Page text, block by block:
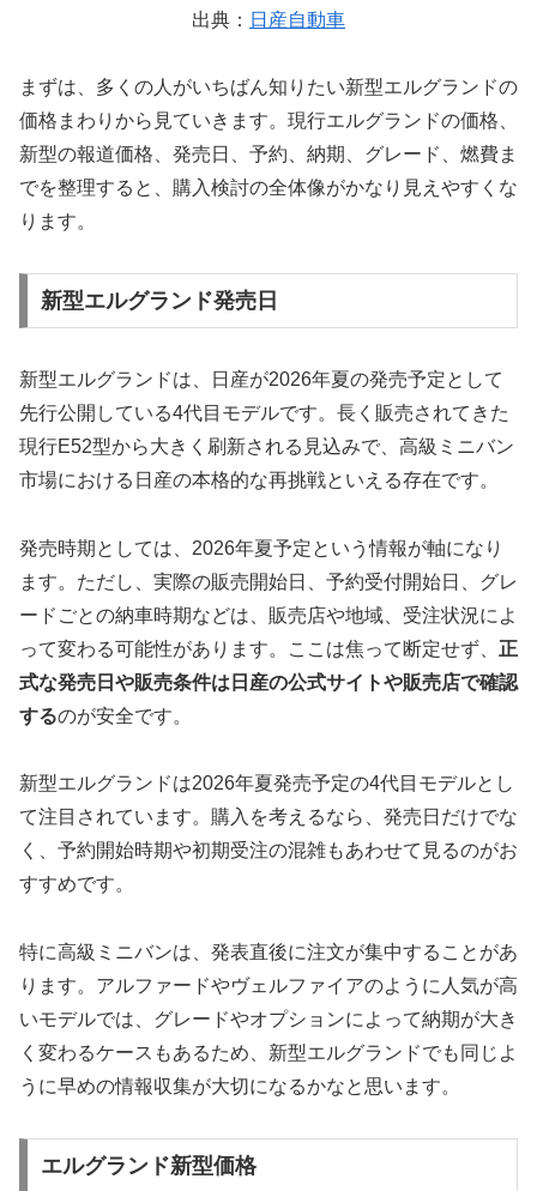
出典： 日産自動車
まずは、多くの人がいちばん知りたい新型エルグランドの
価格まわりから見ていきます。現行エルグランドの価格、
新型の報道価格、発売日、予約、納期、グレード、燃費ま
でを整理すると、購入検討の全体像がかなり見えやすくな
ります。
新型エルグランド発売日
新型エルグランドは、日産が2026年夏の発売予定として
先行公開している4代目モデルです。長く販売されてきた
現行E52型から大きく刷新される見込みで、高級ミニバン
市場における日産の本格的な再挑戦といえる存在です。
発売時期としては、2026年夏予定という情報が軸になり
ます。ただし、実際の販売開始日、予約受付開始日、グレ
ードごとの納車時期などは、販売店や地域、受注状況によ
って変わる可能性があります。ここは焦って断定せず、 正
式な発売日や販売条件は日産の公式サイトや販売店で確認
するのが安全です。
新型エルグランドは2026年夏発売予定の4代目モデルとし
て注目されています。購入を考えるなら、発売日だけでな
く、予約開始時期や初期受注の混雑もあわせて見るのがお
すすめです。
特に高級ミニバンは、発表直後に注文が集中することがあ
ります。アルファードやヴェルファイアのように人気が高
いモデルでは、グレードやオプションによって納期が大き
く変わるケースもあるため、新型エルグランドでも同じよ
うに早めの情報収集が大切になるかなと思います。
エルグランド新型価格